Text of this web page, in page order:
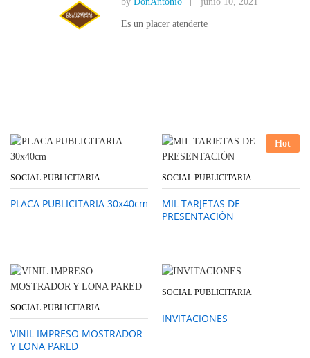
Es un placer atenderte
SOCIAL PUBLICITARIA
PLACA PUBLICITARIA 30x40cm
Hot
SOCIAL PUBLICITARIA
MIL TARJETAS DE
PRESENTACIÓN
SOCIAL PUBLICITARIA
VINIL IMPRESO MOSTRADOR
Y LONA PARED
SOCIAL PUBLICITARIA
INVITACIONES